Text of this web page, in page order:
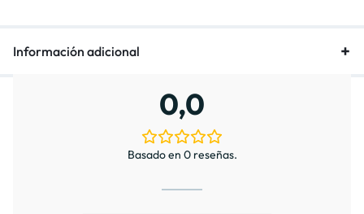
Información adicional
0,0
Basado en 0 reseñas.